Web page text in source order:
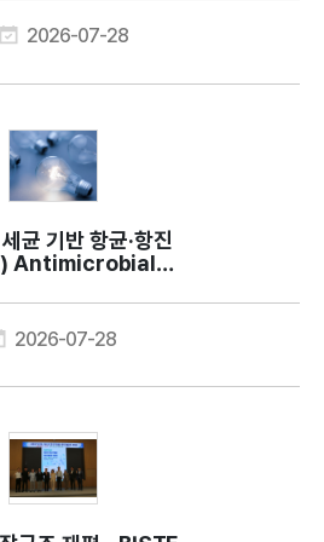
2026-07-28
) Antimicrobial a
KS504
seawat
2026-07-28